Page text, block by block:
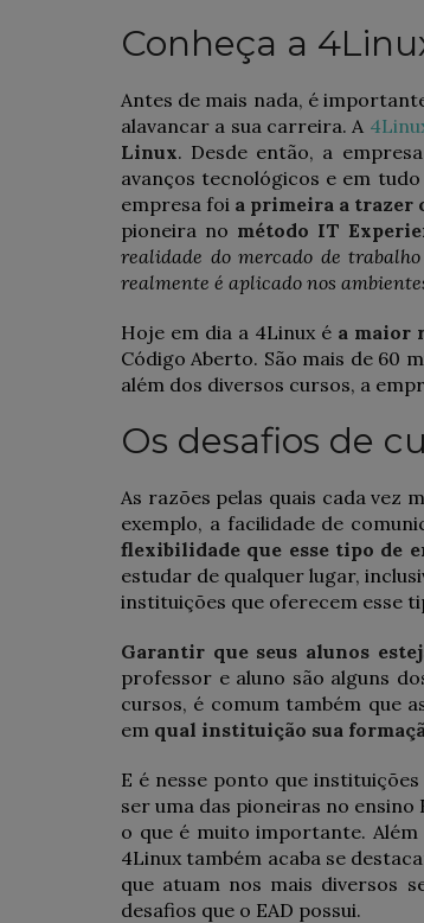
Conheça a
Antes de mais nada, é
alavancar a sua carreira. A
Linux. Desde então, a
avanços tecnológicos e em
empresa foi a primeira a trazer
pioneira no método IT
realidade do mercado de
realmente é aplicado nos
Hoje em dia a 4Linux é a maior
Código Aberto. São mais de 60
além dos diversos cursos, a
Os desafios de
As razões pelas quais cada vez
exemplo, a facilidade de
flexibilidade que esse tipo de
estudar de qualquer lugar,
instituições que oferecem esse
Garantir que seus alunos
professor e aluno são alguns
cursos, é comum também que
em qual instituição sua
E é nesse ponto que
ser uma das pioneiras no ensino
o que é muito importante.
4Linux também acaba se
que atuam nos mais diversos
desafios que o EAD possui.